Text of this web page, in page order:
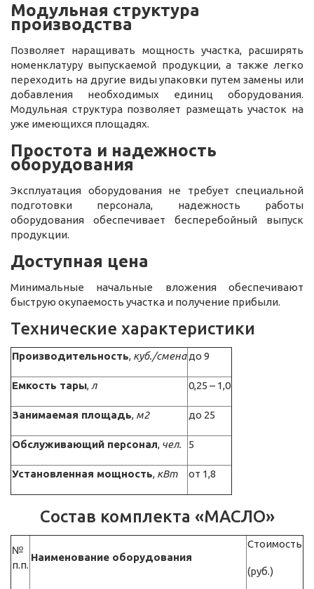
Модульная структура
производства
Позволяет наращивать мощность участка, расширять
номенклатуру выпускаемой продукции, а также легко
переходить на другие виды упаковки путем замены или
добавления необходимых единиц оборудования.
Модульная структура позволяет размещать участок на
уже имеющихся площадях.
Простота и надежность
оборудования
Эксплуатация оборудования не требует специальной
подготовки персонала, надежность работы
оборудования обеспечивает бесперебойный выпуск
продукции.
Доступная цена
Минимальные начальные вложения обеспечивают
быструю окупаемость участка и получение прибыли.
Технические характеристики
Производительность, куб./смена до 9
Емкость тары, л 0,25 – 1,0
Занимаемая площадь, м2 до 25
Обслуживающий персонал, чел. 5
Установленная мощность, кВт от 1,8
Состав комплекта «МАСЛО»
№
п.п.
Наименование оборудования
Стоимость
(руб.)